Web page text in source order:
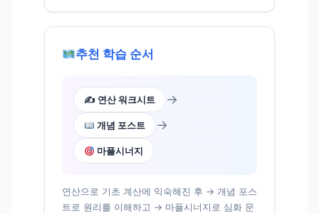
추천 학습 순서
✍️ 연산 워크시트 →
개념 포스트 →
마플시너지
연산으로 기초 계산에 익숙해진 후 → 개념 포스
트로 원리를 이해하고 → 마플시너지로 심화 문